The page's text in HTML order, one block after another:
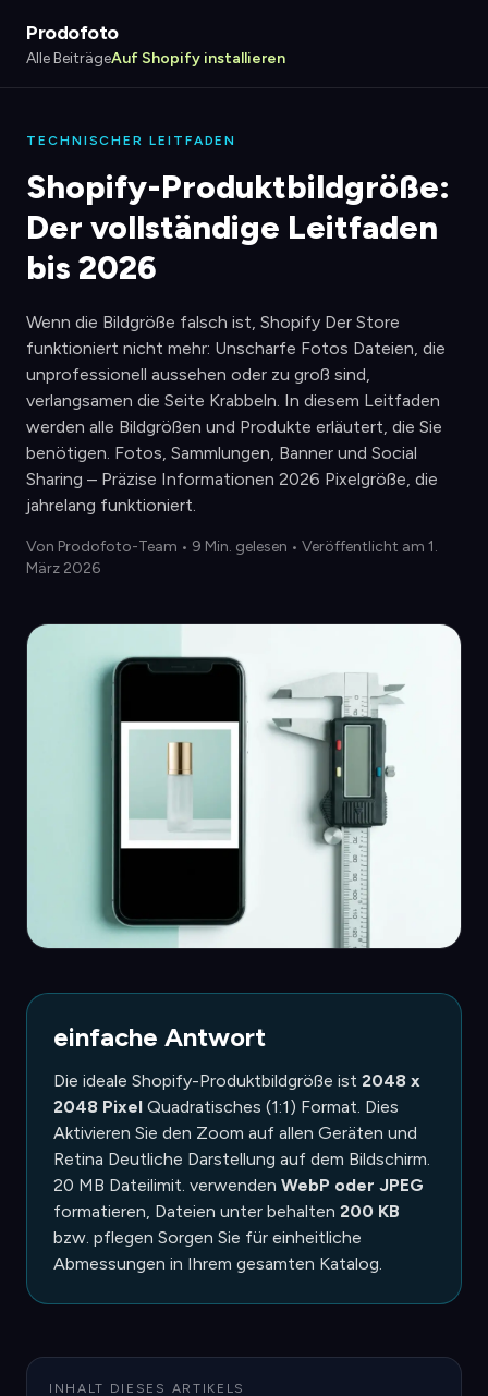
Prodofoto
Alle BeiträgeAuf Shopify installieren
TECHNISCHER LEITFADEN
Shopify-Produktbildgröße:
Der vollständige Leitfaden
bis 2026
Wenn die Bildgröße falsch ist, Shopify Der Store
funktioniert nicht mehr: Unscharfe Fotos Dateien, die
unprofessionell aussehen oder zu groß sind,
verlangsamen die Seite Krabbeln. In diesem Leitfaden
werden alle Bildgrößen und Produkte erläutert, die Sie
benötigen. Fotos, Sammlungen, Banner und Social
Sharing – Präzise Informationen 2026 Pixelgröße, die
jahrelang funktioniert.
Von Prodofoto-Team • 9 Min. gelesen • Veröffentlicht am 1.
März 2026
einfache Antwort
Die ideale Shopify-Produktbildgröße ist 2048 x
2048 Pixel Quadratisches (1:1) Format. Dies
Aktivieren Sie den Zoom auf allen Geräten und
Retina Deutliche Darstellung auf dem Bildschirm.
20 MB Dateilimit. verwenden WebP oder JPEG
formatieren, Dateien unter behalten 200 KB
bzw. pflegen Sorgen Sie für einheitliche
Abmessungen in Ihrem gesamten Katalog.
INHALT DIESES ARTIKELS